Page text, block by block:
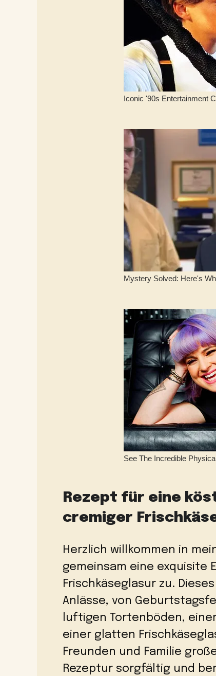
Rezept für eine
cremiger
Herzlich willkommen in
gemeinsam eine exquisite
Frischkäseglasur zu.
Anlässe, von
luftigen Tortenböden,
einer glatten
Freunden und Familie
Rezeptur sorgfältig und